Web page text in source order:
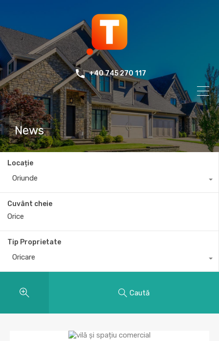
+40 745 270 117
News
Locație
Oriunde
Cuvânt cheie
Tip Proprietate
Oricare
Caută